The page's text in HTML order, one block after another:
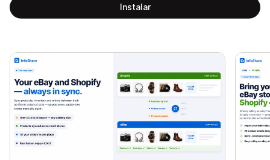
Instalar